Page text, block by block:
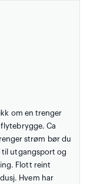
om en trenger
Ca
strøm bør du
til utgangsport og
Flott reint
Hvem har